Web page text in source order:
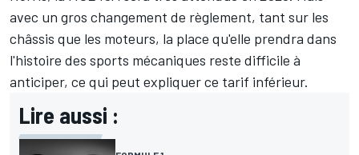
avec un gros changement de règlement, tant sur les
châssis que les moteurs, la place qu'elle prendra dans
l'histoire des sports mécaniques reste difficile à
anticiper, ce qui peut expliquer ce tarif inférieur.
Lire aussi :